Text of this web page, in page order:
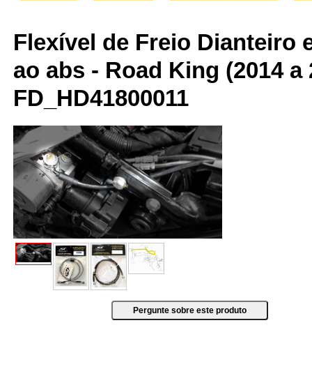
Flexível de Freio Dianteiro
ao abs - Road King (2014 a
FD_HD41800011